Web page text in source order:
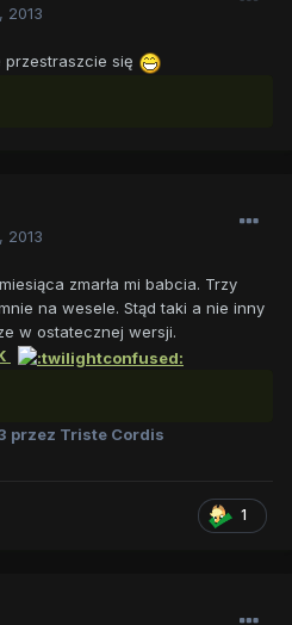
2013
przestraszcie się
2013
zmarła mi babcia. Trzy
na wesele. Stąd taki a nie inny
w ostatecznej wersji.
przez Triste Cordis
1